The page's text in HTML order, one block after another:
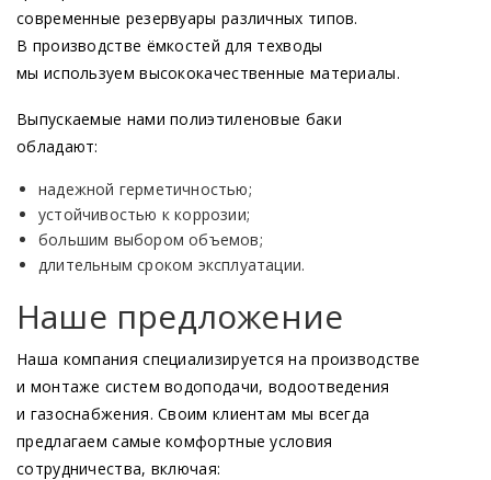
современные резервуары различных типов.
В производстве ёмкостей для техводы
мы используем высококачественные материалы.
Выпускаемые нами полиэтиленовые баки
обладают:
надежной герметичностью;
устойчивостью к коррозии;
большим выбором объемов;
длительным сроком эксплуатации.
Наше предложение
Наша компания специализируется на производстве
и монтаже систем водоподачи, водоотведения
и газоснабжения. Своим клиентам мы всегда
предлагаем самые комфортные условия
сотрудничества, включая: